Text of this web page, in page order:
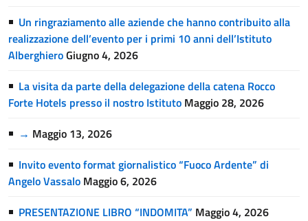
Un ringraziamento alle aziende che hanno contribuito alla
realizzazione dell’evento per i primi 10 anni dell’Istituto
AlberghieroGiugno 4, 2026
La visita da parte della delegazione della catena Rocco
Forte Hotels presso il nostro Istituto Maggio 28, 2026
→ Maggio 13, 2026
Invito evento format giornalistico “Fuoco Ardente” di
Angelo Vassalo Maggio 6, 2026
PRESENTAZIONE LIBRO “INDOMITA” Maggio 4, 2026